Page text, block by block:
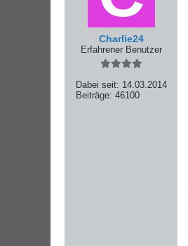
Charlie24
Erfahrener Benutzer
Dabei seit: 14.03.2014
Beiträge: 46100